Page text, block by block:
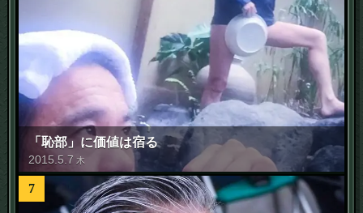
「恥部」に価値は宿る
2015 5 .7 木
7